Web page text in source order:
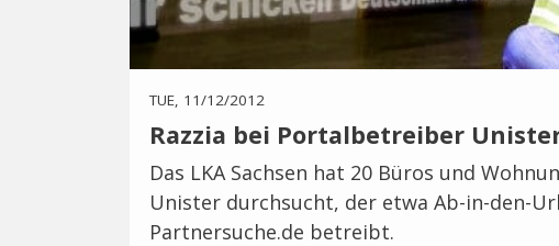
TUE, 11/12/2012
Razzia bei Portalbetreiber
Das LKA Sachsen hat 20 Büros und
Unister durchsucht, der etwa Ab-in-den-
Partnersuche.de betreibt.